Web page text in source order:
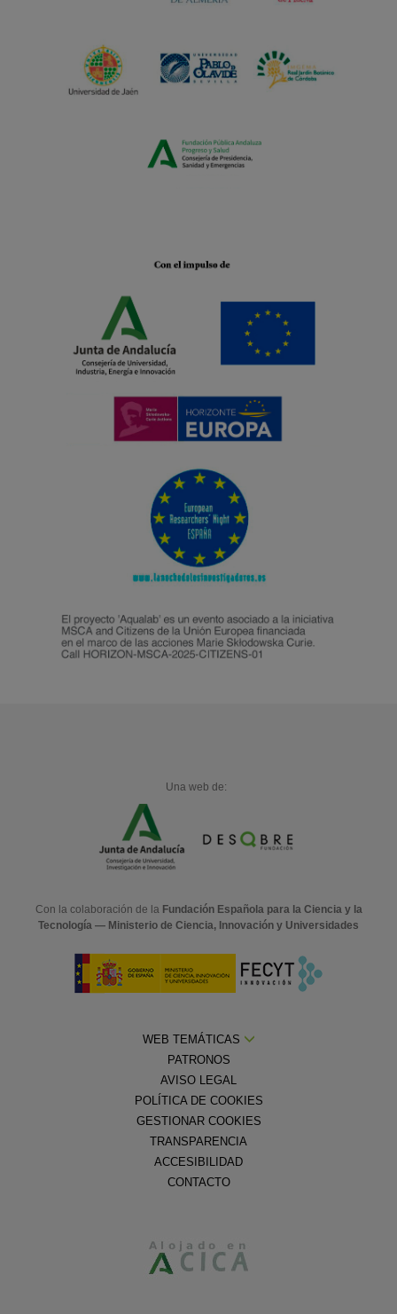
Una web de:
Con la colaboración de la Fundación Española para la Ciencia y la
Tecnología — Ministerio de Ciencia, Innovación y Universidades
WEB TEMÁTICAS
PATRONOS
AVISO LEGAL
POLÍTICA DE COOKIES
GESTIONAR COOKIES
TRANSPARENCIA
ACCESIBILIDAD
CONTACTO